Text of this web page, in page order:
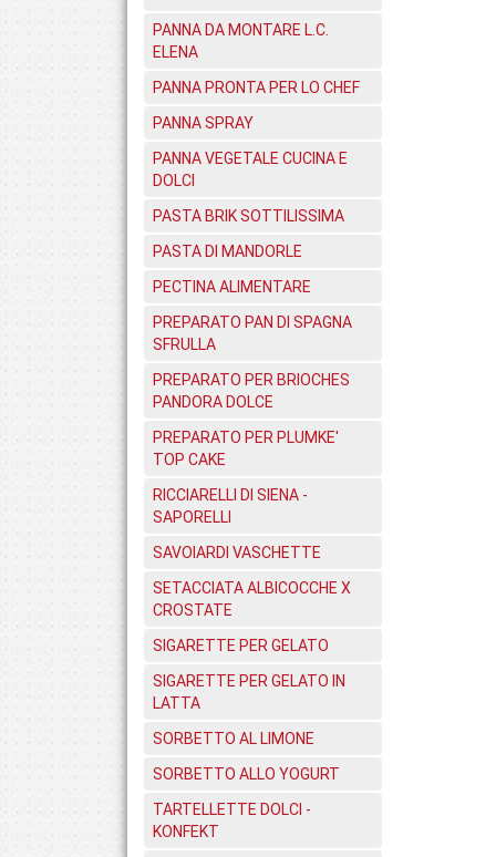
PANNA DA MONTARE L.C.
ELENA
PANNA PRONTA PER LO CHEF
PANNA SPRAY
PANNA VEGETALE CUCINA E
DOLCI
PASTA BRIK SOTTILISSIMA
PASTA DI MANDORLE
PECTINA ALIMENTARE
PREPARATO PAN DI SPAGNA
SFRULLA
PREPARATO PER BRIOCHES
PANDORA DOLCE
PREPARATO PER PLUMKE'
TOP CAKE
RICCIARELLI DI SIENA -
SAPORELLI
SAVOIARDI VASCHETTE
SETACCIATA ALBICOCCHE X
CROSTATE
SIGARETTE PER GELATO
SIGARETTE PER GELATO IN
LATTA
SORBETTO AL LIMONE
SORBETTO ALLO YOGURT
TARTELLETTE DOLCI -
KONFEKT